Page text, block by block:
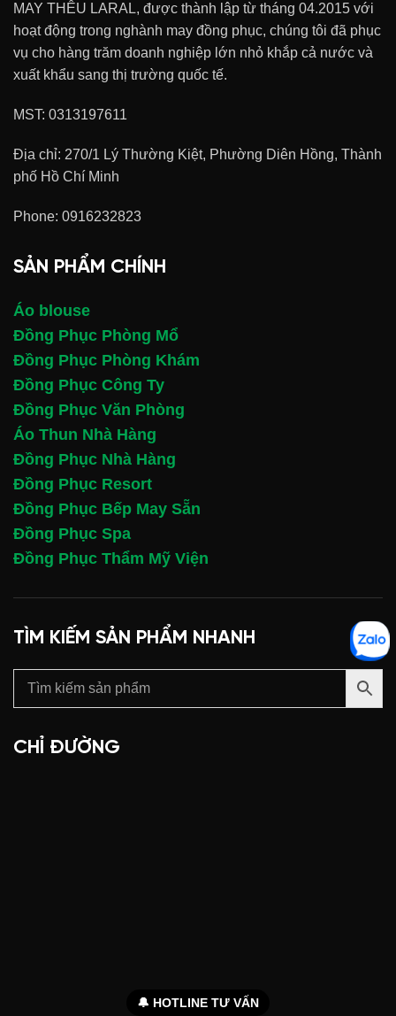
MAY THÊU LARAL, được thành lập từ tháng 04.2015 với
hoạt động trong nghành may đồng phục, chúng tôi đã phục
vụ cho hàng trăm doanh nghiệp lớn nhỏ khắp cả nước và
xuất khẩu sang thị trường quốc tế.
MST: 0313197611
Địa chỉ: 270/1 Lý Thường Kiệt, Phường Diên Hồng, Thành
phố Hồ Chí Minh
Phone: 0916232823
SẢN PHẨM CHÍNH
Áo blouse
Đồng Phục Phòng Mổ
Đồng Phục Phòng Khám
Đồng Phục Công Ty
Đồng Phục Văn Phòng
Áo Thun Nhà Hàng
Đồng Phục Nhà Hàng
Đồng Phục Resort
Đồng Phục Bếp May Sẵn
Đồng Phục Spa
Đồng Phục Thẩm Mỹ Viện
TÌM KIẾM SẢN PHẨM NHANH
CHỈ ĐƯỜNG
🔔 HOTLINE TƯ VẤN